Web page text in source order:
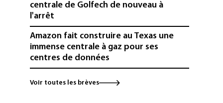
centrale de Golfech de nouveau à
l'arrêt
Amazon fait construire au Texas une
immense centrale à gaz pour ses
centres de données
L'UE demande à Meta et TikTok de
renforcer la surveillance et la
Voir toutes les brèves